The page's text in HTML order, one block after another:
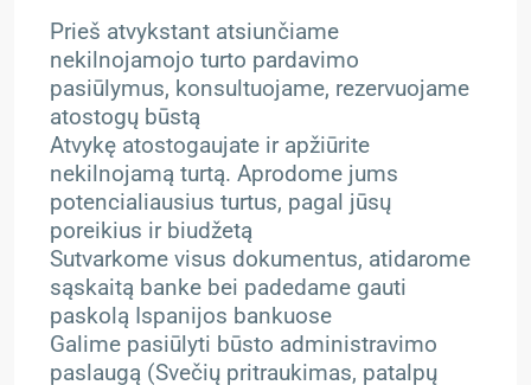
Prieš atvykstant atsiunčiame
nekilnojamojo turto pardavimo
pasiūlymus, konsultuojame, rezervuojame
atostogų būstą
Atvykę atostogaujate ir apžiūrite
nekilnojamą turtą. Aprodome jums
potencialiausius turtus, pagal jūsų
poreikius ir biudžetą
Sutvarkome visus dokumentus, atidarome
sąskaitą banke bei padedame gauti
paskolą Ispanijos bankuose
Galime pasiūlyti būsto administravimo
paslaugą (Svečių pritraukimas, patalpų